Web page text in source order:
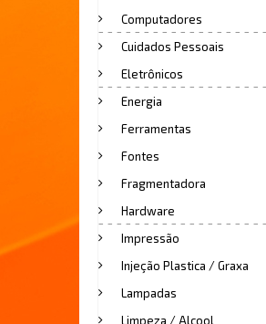
Computadores
Cuidados Pessoais
Eletrônicos
Energia
Ferramentas
Fontes
Fragmentadora
Hardware
Impressão
Injeção Plastica / Graxa
Lampadas
Limpeza / Alcool